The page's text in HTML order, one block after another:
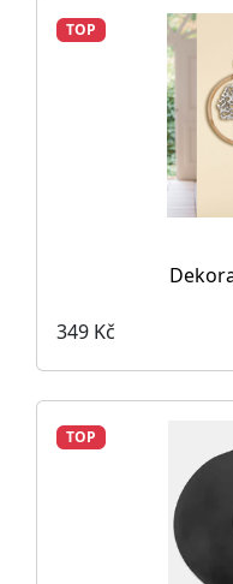
TOP
349 Kč
TOP